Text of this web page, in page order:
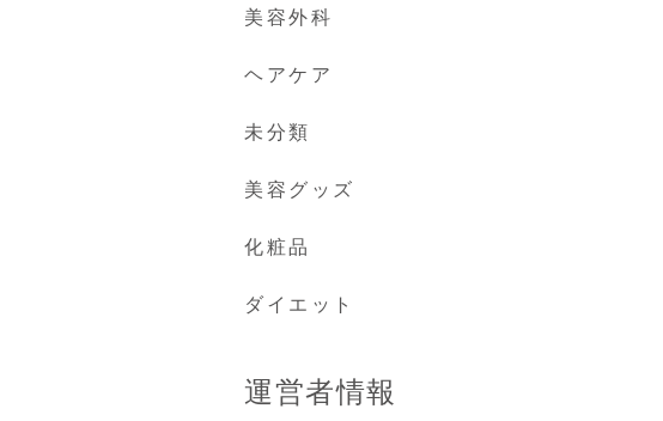
美容外科
ヘアケア
未分類
美容グッズ
化粧品
ダイエット
運営者情報